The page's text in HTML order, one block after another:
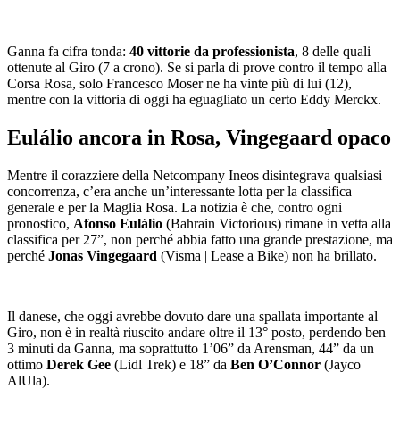
Ganna fa cifra tonda: 40 vittorie da professionista, 8 delle quali
ottenute al Giro (7 a crono). Se si parla di prove contro il tempo alla
Corsa Rosa, solo Francesco Moser ne ha vinte più di lui (12),
mentre con la vittoria di oggi ha eguagliato un certo Eddy Merckx.
Eulálio ancora in Rosa, Vingegaard opaco
Mentre il corazziere della Netcompany Ineos disintegrava qualsiasi
concorrenza, c’era anche un’interessante lotta per la classifica
generale e per la Maglia Rosa. La notizia è che, contro ogni
pronostico, Afonso Eulálio (Bahrain Victorious) rimane in vetta alla
classifica per 27”, non perché abbia fatto una grande prestazione, ma
perché Jonas Vingegaard (Visma | Lease a Bike) non ha brillato.
Il danese, che oggi avrebbe dovuto dare una spallata importante al
Giro, non è in realtà riuscito andare oltre il 13° posto, perdendo ben
3 minuti da Ganna, ma soprattutto 1’06” da Arensman, 44” da un
ottimo Derek Gee (Lidl Trek) e 18” da Ben O’Connor (Jayco
AlUla).